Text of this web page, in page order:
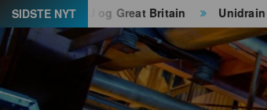
Spring
til
indhold
SIDSTE NYT
både EU og Great Britain Unidrain